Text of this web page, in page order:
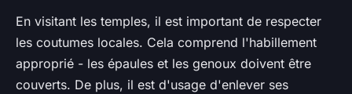
En visitant les temples, il est important de respecter
les coutumes locales. Cela comprend l'habillement
approprié - les épaules et les genoux doivent être
couverts. De plus, il est d'usage d'enlever ses